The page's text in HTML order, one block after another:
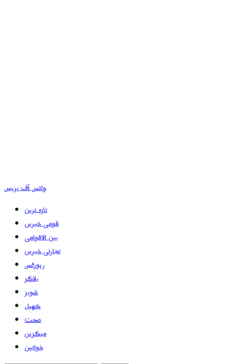
وائس آف پریس
تازہ ترین
قومی خبریں
بین الاقوامی
تجارتی خبریں
رپورٹس
بلاگز
شوبز
کھیل
صحت
میگزین
خواتین